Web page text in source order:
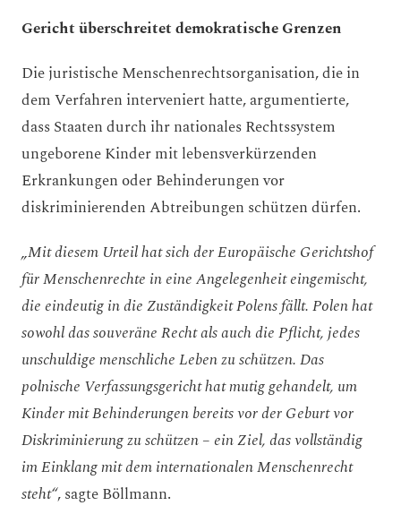
Gericht überschreitet demokratische Grenzen
Die juristische Menschenrechtsorganisation, die in
dem Verfahren interveniert hatte, argumentierte,
dass Staaten durch ihr nationales Rechtssystem
ungeborene Kinder mit lebensverkürzenden
Erkrankungen oder Behinderungen vor
diskriminierenden Abtreibungen schützen dürfen.
„Mit diesem Urteil hat sich der Europäische Gerichtshof
für Menschenrechte in eine Angelegenheit eingemischt,
die eindeutig in die Zuständigkeit Polens fällt. Polen hat
sowohl das souveräne Recht als auch die Pflicht, jedes
unschuldige menschliche Leben zu schützen. Das
polnische Verfassungsgericht hat mutig gehandelt, um
Kinder mit Behinderungen bereits vor der Geburt vor
Diskriminierung zu schützen – ein Ziel, das vollständig
im Einklang mit dem internationalen Menschenrecht
steht“, sagte Böllmann.